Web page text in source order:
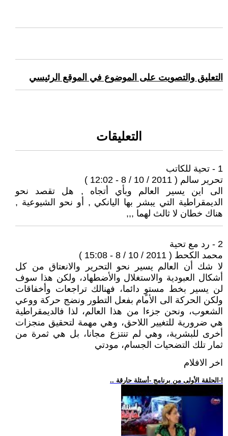
التعليق والتصويت على الموضوع في الموقع الرئيسي
التعليقات
1 - تحية للكاتب
تحرير سالم ( 2011 / 10 / 8 - 12:02 )
الى اين يسير العالم وبأي أتجاه , هل تقصد نحو
الديمقراطية التي يبشر بها اليانكي , أو نحو الشيوعية ,
هناك خطان لا ثالث لهما ,,,
2 - رد مع تحية
محمد الكحط ( 2011 / 10 / 8 - 15:08 )
لا شك أن العالم يسير نحو التحرير والانعتاق من كل
أشكال العبودية والاستغلال والأضطهاد، ولكن هذا سوف
لن يسير بخط مستوٍ دائما، فهنالك تراجعات وأخفاقات
ولكن الحركة الى الأمام بفعل التطور ونضج حركة ووعي
الشعوب، ونحن جزءا من هذا العالم، لذا فالديمقراطية
هي ضرورية للتغيير اللاحق، وهي مهمة لتحقيق منجزات
أخرى للبشرية، وهي لم تنتزع مجانا، بل هي ثمرة من
ثمار تلك التضحيات الجسام، مودتي
اخر الافلام
.. الحلقة الأولى من برنامج -أسئلة حارقة-!